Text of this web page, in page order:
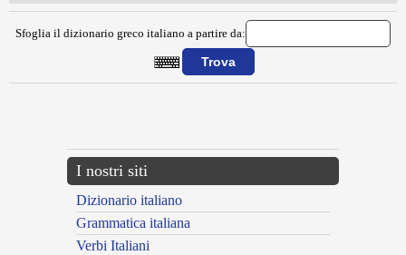
Sfoglia il dizionario greco italiano a partire da:
I nostri siti
Dizionario italiano
Grammatica italiana
Verbi Italiani